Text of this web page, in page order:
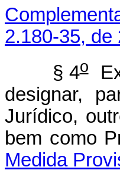
2.180-35, de
§ 4o
designar,
Jurídico,
bem
Medida